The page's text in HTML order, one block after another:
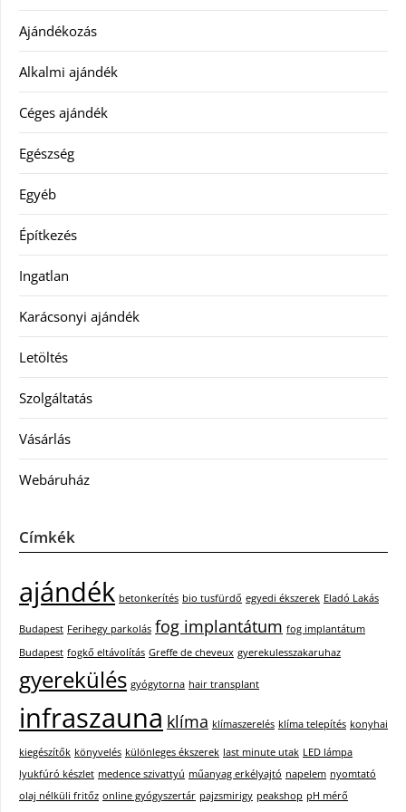
Ajándékozás
Alkalmi ajándék
Céges ajándék
Egészség
Egyéb
Építkezés
Ingatlan
Karácsonyi ajándék
Letöltés
Szolgáltatás
Vásárlás
Webáruház
Címkék
ajándék betonkerítés bio tusfürdő egyedi ékszerek Eladó Lakás
Budapest Ferihegy parkolás fog implantátum fog implantátum
Budapest fogkő eltávolítás Greffe de cheveux gyerekulesszakaruhaz
gyerekülés gyógytorna hair transplant
infraszauna klíma klímaszerelés klíma telepítés konyhai
kiegészítők könyvelés különleges ékszerek last minute utak LED lámpa
lyukfúró készlet medence szivattyú műanyag erkélyajtó napelem nyomtató
olaj nélküli fritőz online gyógyszertár pajzsmirigy peakshop pH mérő